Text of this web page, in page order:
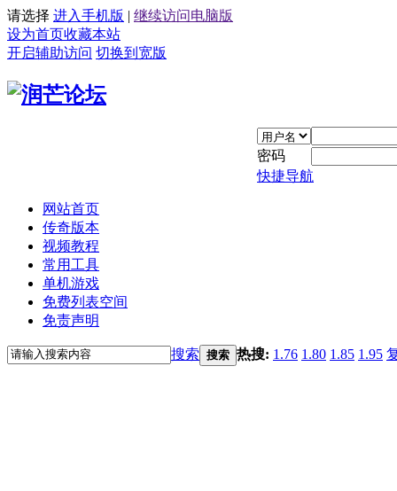
请选择 进入手机版 | 继续访问电脑版
设为首页收藏本站
开启辅助访问 切换到宽版
密码
快捷导航
网站首页
传奇版本
视频教程
常用工具
单机游戏
免费列表空间
免责声明
搜索 搜索 热搜: 1.76 1.80 1.85 1.95